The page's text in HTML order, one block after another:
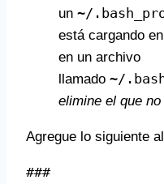
un ~/
está cargando
en un archivo
llamado ~/
elimine el que
Agregue lo siguiente
###